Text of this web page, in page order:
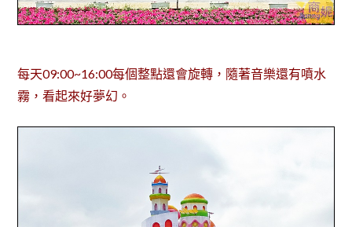
每天09:00~16:00每個整點還會旋轉，隨著音樂還有噴水
霧，看起來好夢幻。